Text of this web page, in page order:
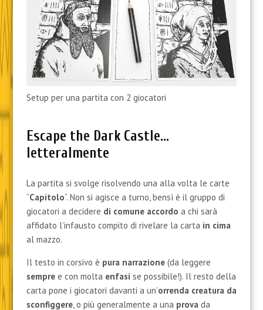
Setup per una partita con 2 giocatori
Escape the Dark Castle…
letteralmente
La partita si svolge risolvendo una alla volta le carte
“Capitolo“. Non si agisce a turno, bensì è il gruppo di
giocatori a decidere di comune accordo a chi sarà
affidato l’infausto compito di rivelare la carta in cima
al mazzo.
Il testo in corsivo è pura narrazione(da leggere
sempree con molta enfasi se possibile!). Il resto della
carta pone i giocatori davanti a un’orrenda creatura da
sconfiggere, o più generalmente a una prova da